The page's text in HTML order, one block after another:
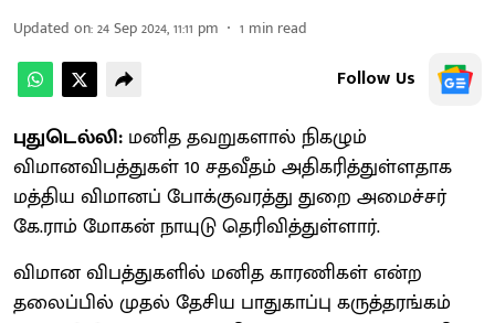
Updated on:24 Sep 2024, 11:11 pm 1 min read
Follow Us
புதுடெல்லி: மனித தவறுகளால் நிகழும்
விமானவிபத்துகள் 10 சதவீதம் அதிகரித்துள்ளதாக
மத்திய விமானப் போக்குவரத்து துறை அமைச்சர்
கே.ராம் மோகன் நாயுடு தெரிவித்துள்ளார்.
விமான விபத்துகளில் மனித காரணிகள் என்ற
தலைப்பில் முதல் தேசிய பாதுகாப்பு கருத்தரங்கம்